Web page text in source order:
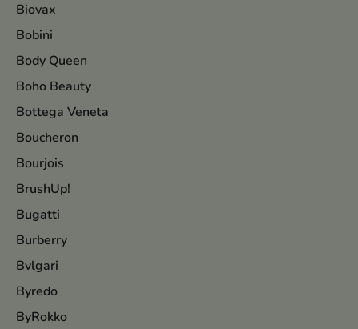
Biovax
Bobini
Body Queen
Boho Beauty
Bottega Veneta
Boucheron
Bourjois
BrushUp!
Bugatti
Burberry
Bvlgari
Byredo
ByRokko